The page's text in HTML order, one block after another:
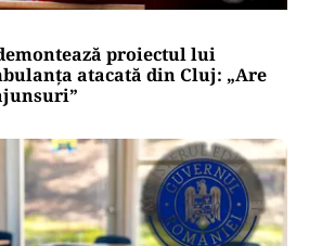
proiectul lui
atacată din Cluj: „Are